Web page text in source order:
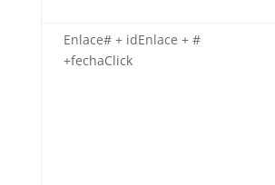
Enlace# + idEnlace + #
+fechaClick